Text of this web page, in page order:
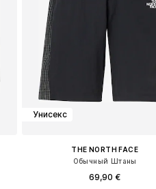
Унисекс
THE NORTH FACE
Обычный Штаны
69,90 €